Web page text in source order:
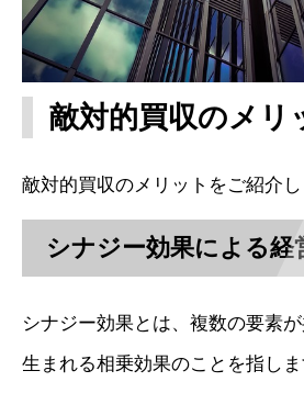
敵対的買収のメリ
敵対的買収のメリットをご紹介し
シナジー効果による経
シナジー効果とは、複数の要素
生まれる相乗効果のことを指し